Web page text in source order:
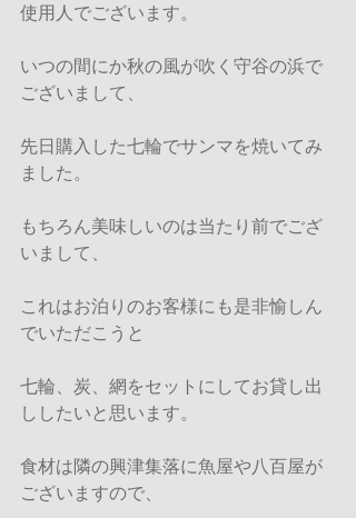
使用人でございます。
いつの間にか秋の風が吹く守谷の浜で
ございまして、
先日購入した七輪でサンマを焼いてみ
ました。
もちろん美味しいのは当たり前でござ
いまして、
これはお泊りのお客様にも是非愉しん
でいただこうと
七輪、炭、網をセットにしてお貸し出
ししたいと思います。
食材は隣の興津集落に魚屋や八百屋が
ございますので、